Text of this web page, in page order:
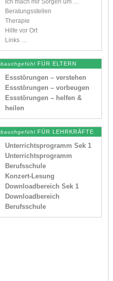
Ich mach mir Sorgen um …
Beratungsstellen
Therapie
Hilfe vor Ort
Links …
bauchgefühl FÜR ELTERN
Essstörungen – verstehen
Essstörungen – vorbeugen
Essstörungen – helfen &
heilen
bauchgefühl FÜR LEHRKRÄFTE
Unterrichtsprogramm Sek 1
Unterrichtsprogramm
Berufsschule
Konzert-Lesung
Downloadbereich Sek 1
Downloadbereich
Berufsschule